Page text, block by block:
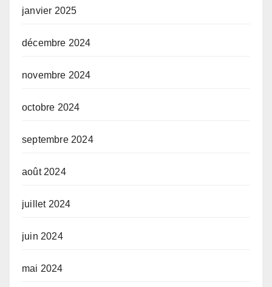
janvier 2025
décembre 2024
novembre 2024
octobre 2024
septembre 2024
août 2024
juillet 2024
juin 2024
mai 2024